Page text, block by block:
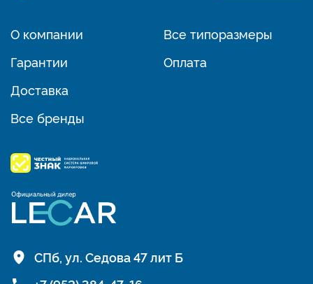
О компании
Гарантии
Доставка
Все бренды
Все типоразмеры
Оплата
СПб, ул. Седова 47 лит Б